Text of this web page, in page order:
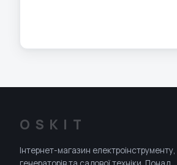
OSKIT
Інтернет-магазин електроінструменту,